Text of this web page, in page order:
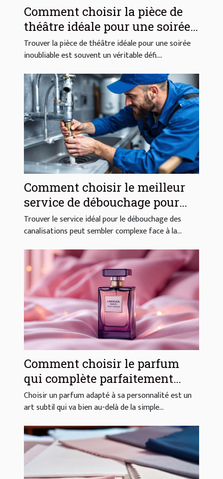
Comment choisir la pièce de
théâtre idéale pour une soirée
réussie ?
Trouver la pièce de théâtre idéale pour une soirée
inoubliable est souvent un véritable défi....
Comment choisir le meilleur
service de débouchage pour
vos canalisations ?
Trouver le service idéal pour le débouchage des
canalisations peut sembler complexe face à la...
Comment choisir le parfum
qui complète parfaitement
votre style ?
Choisir un parfum adapté à sa personnalité est un
art subtil qui va bien au-delà de la simple...